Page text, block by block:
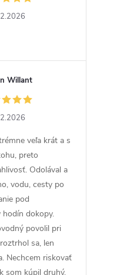
Willant
veľa krát a s
preto
Odolával a
vodu, cesty po
pod
dokopy.
povolil pri
sa, len
Nechcem riskovať
som kúpil druhý.